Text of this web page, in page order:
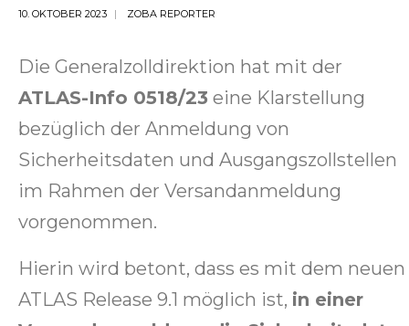
10. OKTOBER 2023 ZOBA REPORTER
Die Generalzolldirektion hat mit der
ATLAS-Info 0518/23 eine Klarstellung
bezüglich der Anmeldung von
Sicherheitsdaten und Ausgangszollstellen
im Rahmen der Versandanmeldung
vorgenommen.
Hierin wird betont, dass es mit dem neuen
ATLAS Release 9.1 möglich ist, in einer